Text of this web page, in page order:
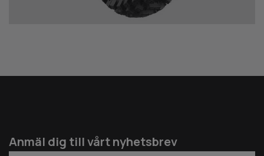
Anmäl dig till vårt nyhetsbrev